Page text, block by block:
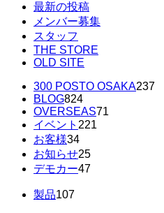
最新の投稿
メンバー募集
スタッフ
THE STORE
OLD SITE
300 POSTO OSAKA237
BLOG824
OVERSEAS71
イベント 221
お客様34
お知らせ25
デモカー47
製品107